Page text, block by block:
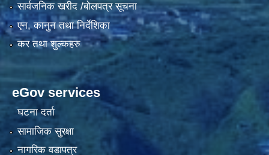
सार्वजनिक खरीद /बोलपत्र सूचना
एन, कानुन तथा निर्देशिका
कर तथा शुल्कहरु
eGov services
घटना दर्ता
सामाजिक सुरक्षा
नागरिक वडापत्र